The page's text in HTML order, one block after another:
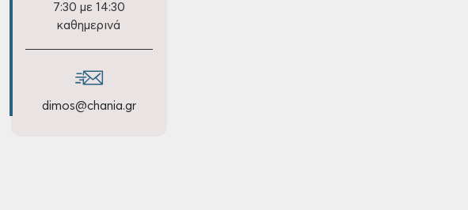
7:30 με 14:30
καθημερινά
dimos@chania.gr